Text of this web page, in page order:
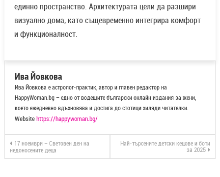
единно пространство. Архитектурата цели да разшири
визуално дома, като същевременно интегрира комфорт
и функционалност.
Ива Йовкова
Ива Йовкова е астролог-практик, автор и главен редактор на
HappyWoman.bg – едно от водещите български онлайн издания за жени,
което ежедневно вдъхновява и достига до стотици хиляди читателки.
Websitehttps://happywoman.bg/
17 ноември – Световен ден на
недоносените деца
Най-търсените детски кецове и боти
за 2025